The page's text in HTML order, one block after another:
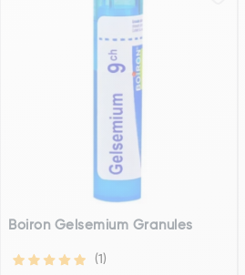
Boiron Gelsemium Granules
(1)